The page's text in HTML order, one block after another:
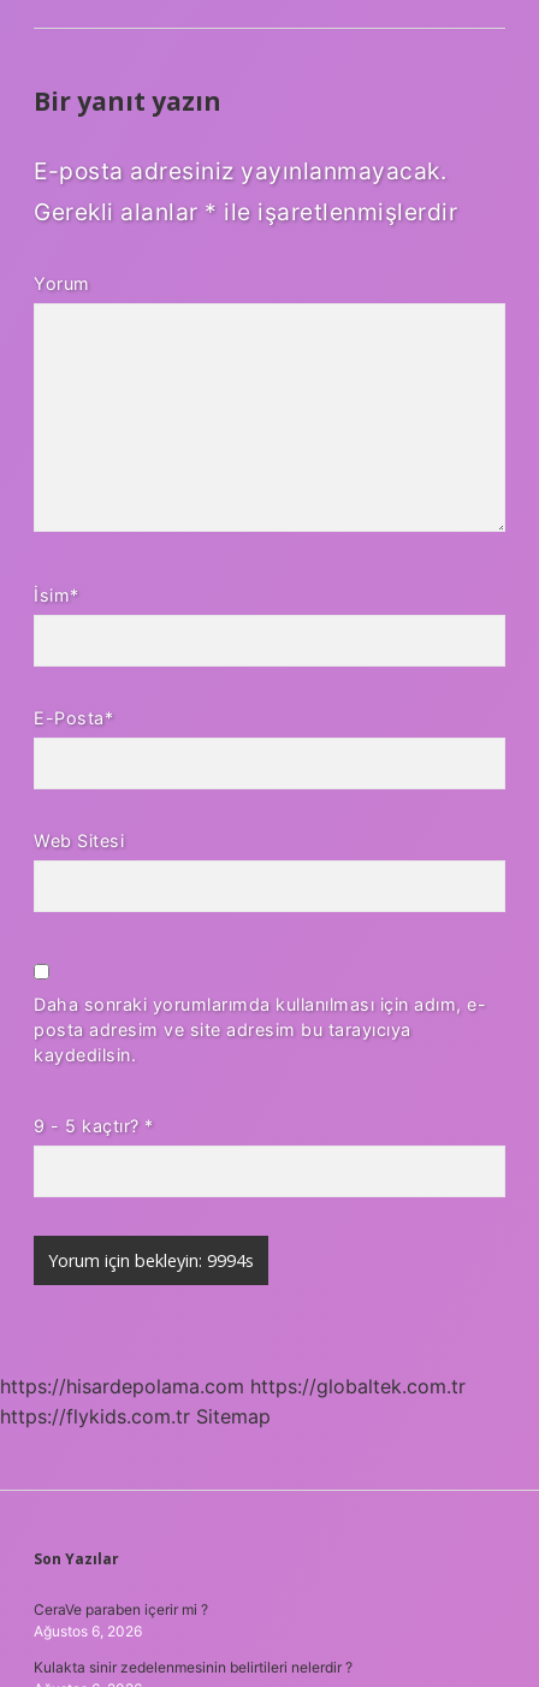
Bir yanıt yazın
E-posta adresiniz yayınlanmayacak.
Gerekli alanlar * ile işaretlenmişlerdir
Yorum
İsim*
E-Posta*
Web Sitesi
Daha sonraki yorumlarımda kullanılması için adım, e-
posta adresim ve site adresim bu tarayıcıya
kaydedilsin.
9 - 5 kaçtır? *
https://hisardepolama.com https://globaltek.com.tr
https://flykids.com.tr Sitemap
SIDEBAR
Son Yazılar
CeraVe paraben içerir mi ?
Ağustos 6, 2026
Kulakta sinir zedelenmesinin belirtileri nelerdir ?